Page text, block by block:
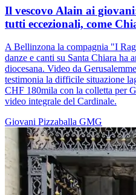
Il vescovo Alain ai
tutti eccezionali, come
A Bellinzona la compagnia "I
danze e canti su Santa Chiara ha
diocesana. Video da
testimonia la difficile situazione
CHF 180mila con la colletta per
video integrale del Cardinale.
Giovani Pizzaballa GMG